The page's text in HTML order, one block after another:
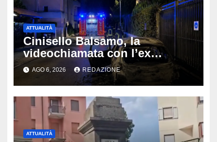
ATTUALITÀ
Cinisello Balsamo, la
videochiamata con l’ex
fidanzata e il dramma: 35enne
lotta tra la vita e la morte
AGO 6, 2026 REDAZIONE
ATTUALITÀ